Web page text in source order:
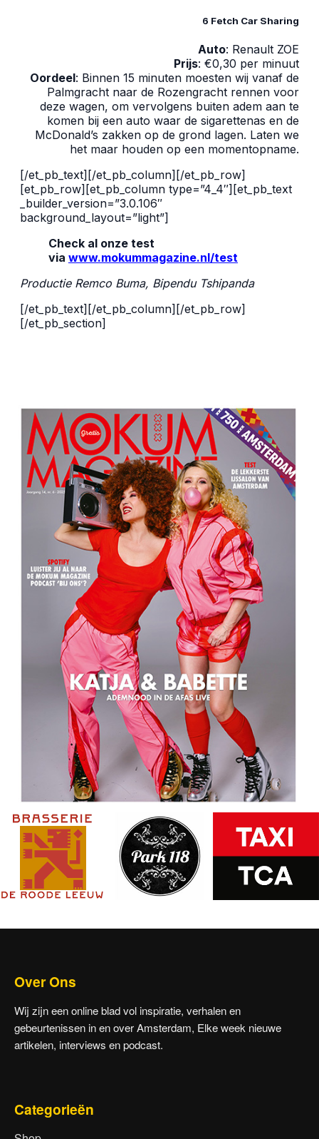
6 Fetch Car Sharing
Auto: Renault ZOE
Prijs: €0,30 per minuut
Oordeel: Binnen 15 minuten moesten wij vanaf de
Palmgracht naar de Rozengracht rennen voor
deze wagen, om vervolgens buiten adem aan te
komen bij een auto waar de sigarettenas en de
McDonald’s zakken op de grond lagen. Laten we
het maar houden op een momentopname.
[/et_pb_text][/et_pb_column][/et_pb_row]
[et_pb_row][et_pb_column type=”4_4″][et_pb_text
_builder_version=”3.0.106″
background_layout=”light”]
Check al onze test
via www.mokummagazine.nl/test
Productie Remco Buma, Bipendu Tshipanda
[/et_pb_text][/et_pb_column][/et_pb_row]
[/et_pb_section]
Over Ons
Wij zijn een online blad vol inspiratie, verhalen en
gebeurtenissen in en over Amsterdam, Elke week nieuwe
artikelen, interviews en podcast.
Categorieën